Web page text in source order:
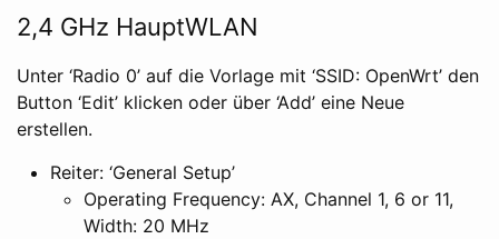
2,4 GHz HauptWLAN
Unter ‘Radio 0’ auf die Vorlage mit ‘SSID: OpenWrt’ den
Button ‘Edit’ klicken oder über ‘Add’ eine Neue
erstellen.
Reiter: ‘General Setup’
Operating Frequency: AX, Channel 1, 6 or 11,
Width: 20 MHz